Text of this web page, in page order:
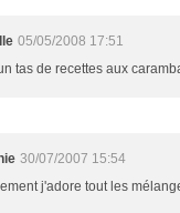
05/05/2008 17:51
tas de recettes aux
30/07/2007 15:54
j'adore tout les